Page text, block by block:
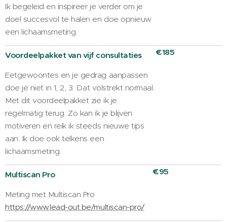
Ik begeleid en inspireer je verder om je
doel succesvol te halen en doe opnieuw
een lichaamsmeting.
Voordeelpakket van vijf consultaties
Eetgewoontes en je gedrag aanpassen
doe je niet in 1, 2, 3. Dat volstrekt normaal.
Met dit voordeelpakket zie ik je
regelmatig terug. Zo kan ik je blijven
motiveren en reik ik steeds nieuwe tips
aan. Ik doe ook telkens een
lichaamsmeting.
€185
Multiscan Pro
Meting met Multiscan Pro
https://www.lead-out.be/multiscan-pro/
€95